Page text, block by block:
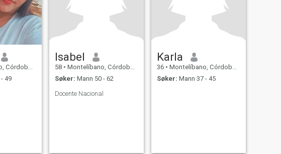
Colombia
49
Isabel
58 • Montelíbano, Córdoba, Colombia
Søker: Mann 50 - 62
Docente Nacional
Karla
36 • Montelíbano, Córdoba, Colombia
Søker: Mann 37 - 45